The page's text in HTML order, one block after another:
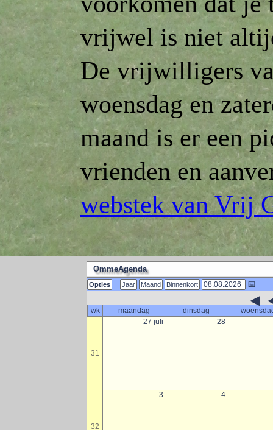
vrijwel is niet
De vrijwilligers
woensdag en
maand is er een
vrienden en
webstek van Vrij